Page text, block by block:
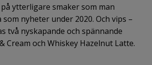
ytterligare smaker som man
nyheter under 2020. Och vips –
två nyskapande och spännande
Cream och Whiskey Hazelnut Latte.